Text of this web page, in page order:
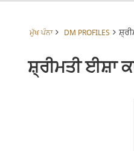
ਮੁੱਖ ਪੰਨਾ DM PROFILES
ਸ਼੍ਰੀਮਤੀ ਈਸ਼ਾ